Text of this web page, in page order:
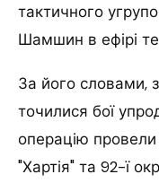
тактичного
Шамшин в ефірі
За його словами,
точилися бої
операцію провели
"Хартія" та 92-ї